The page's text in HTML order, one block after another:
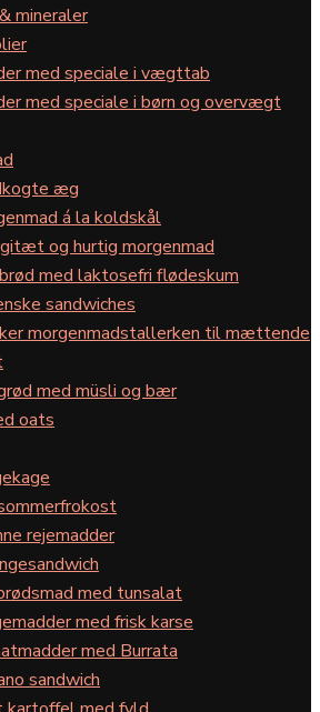
mineraler
med speciale i vægttab
med speciale i børn og overvægt
æg
á la koldskål
og hurtig morgenmad
med laktosefri flødeskum
sandwiches
morgenmadstallerken til mættende
med müsli og bær
oats
rejemadder
med tunsalat
med frisk karse
med Burrata
sandwich